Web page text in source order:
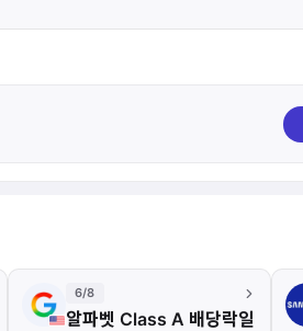
6/8
알파벳 Class A 배당락일